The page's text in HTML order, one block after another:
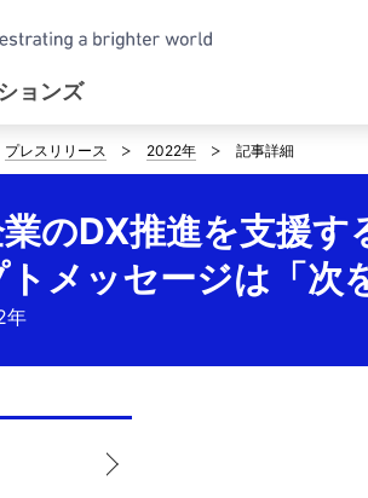
ョンズ
ョ
プレスリリース 2022年 記事詳細
のDX推進を支援
トメッセージは「次
年